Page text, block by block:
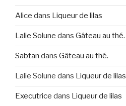
Alice dans Liqueur de lilas
Lalie Solune dans Gâteau au thé.
Sabtan dans Gâteau au thé.
Lalie Solune dans Liqueur de lilas
Executrice dans Liqueur de lilas